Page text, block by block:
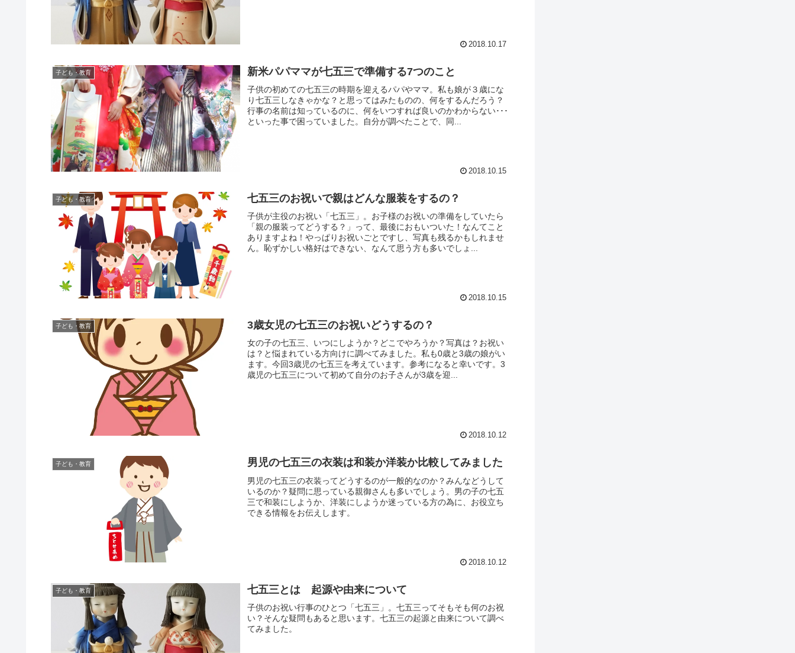
2018.10.17
子ども・教育 新米パパママが七五三で準備する7つのこと
子供の初めての七五三の時期を迎えるパパやママ。私も娘が３歳にな
り七五三しなきゃかな？と思ってはみたものの、何をするんだろう？
行事の名前は知っているのに、何をいつすれば良いのかわからない･･･
といった事で困っていました。自分が調べたことで、同...
2018.10.15
子ども・教育 七五三のお祝いで親はどんな服装をするの？
子供が主役のお祝い「七五三」。お子様のお祝いの準備をしていたら
「親の服装ってどうする？」って、最後におもいついた！なんてこと
ありますよね！やっぱりお祝いごとですし、写真も残るかもしれませ
ん。恥ずかしい格好はできない、なんて思う方も多いでしょ...
2018.10.15
子ども・教育 3歳女児の七五三のお祝いどうするの？
女の子の七五三、いつにしようか？どこでやろうか？写真は？お祝い
は？と悩まれている方向けに調べてみました。私も0歳と3歳の娘がい
ます。今回3歳児の七五三を考えています。参考になると幸いです。3
歳児の七五三について初めて自分のお子さんが3歳を迎...
2018.10.12
子ども・教育 男児の七五三の衣装は和装か洋装か比較してみました
男児の七五三の衣装ってどうするのが一般的なのか？みんなどうして
いるのか？疑問に思っている親御さんも多いでしょう。男の子の七五
三で和装にしようか、洋装にしようか迷っている方の為に、お役立ち
できる情報をお伝えします。
2018.10.12
子ども・教育 七五三とは 起源や由来について
子供のお祝い行事のひとつ「七五三」。七五三ってそもそも何のお祝
い？そんな疑問もあると思います。七五三の起源と由来について調べ
てみました。